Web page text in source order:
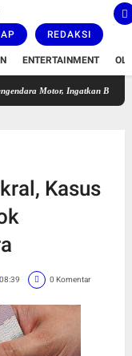
REDAKSI
ENTERTAINMENT
Ingatkan Bahaya Ugal-ugalan
Kasus
08:39 0 Komentar